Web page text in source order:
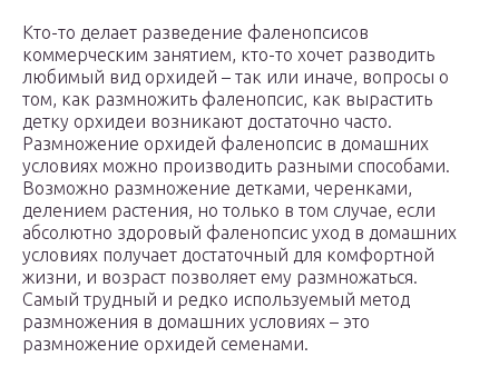
Кто-то делает разведение фаленопсисов
коммерческим занятием, кто-то хочет разводить
любимый вид орхидей – так или иначе, вопросы о
том, как размножить фаленопсис, как вырастить
детку орхидеи возникают достаточно часто.
Размножение орхидей фаленопсис в домашних
условиях можно производить разными способами.
Возможно размножение детками, черенками,
делением растения, но только в том случае, если
абсолютно здоровый фаленопсис уход в домашних
условиях получает достаточный для комфортной
жизни, и возраст позволяет ему размножаться.
Самый трудный и редко используемый метод
размножения в домашних условиях – это
размножение орхидей семенами.